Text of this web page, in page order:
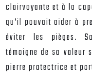
clairvoyante et à la
qu’il pouvait aider à
éviter les pièges.
témoigne de sa valeur
pierre protectrice et